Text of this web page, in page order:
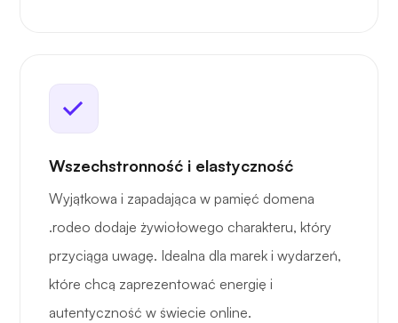
Wszechstronność i elastyczność
Wyjątkowa i zapadająca w pamięć domena
.rodeo dodaje żywiołowego charakteru, który
przyciąga uwagę. Idealna dla marek i wydarzeń,
które chcą zaprezentować energię i
autentyczność w świecie online.